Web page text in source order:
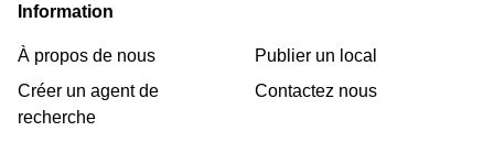
Information
À propos de nous
Créer un agent de
recherche
Publier un local
Contactez nous